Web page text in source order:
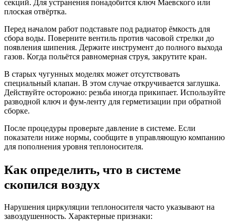
секций. Для устранения понадобится ключ Маевского или
плоская отвёртка.
Перед началом работ подставьте под радиатор ёмкость для
сбора воды. Поверните вентиль против часовой стрелки до
появления шипения. Держите инструмент до полного выхода
газов. Когда польётся равномерная струя, закрутите кран.
В старых чугунных моделях может отсутствовать
специальный клапан. В этом случае откручивается заглушка.
Действуйте осторожно: резьба иногда прикипает. Используйте
разводной ключ и фум-ленту для герметизации при обратной
сборке.
После процедуры проверьте давление в системе. Если
показатели ниже нормы, сообщите в управляющую компанию
для пополнения уровня теплоносителя.
Как определить, что в системе
скопился воздух
Нарушения циркуляции теплоносителя часто указывают на
завоздушенность. Характерные признаки: